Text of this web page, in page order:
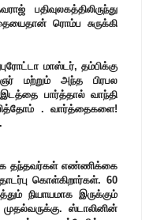
பதிவுலகத்திலிருந்து
ரொம்ப சுருக்கி
மாஸ்டர், தம்பிக்கு
மற்றும் அந்த பிரபல
பார்த்தால் வாந்தி
. வார்த்தைகளை!
தந்தவர்கள் எண்ணிக்கை
கொள்கிறார்கள். 60
நியாயமாக இருக்கும்
ஸ்டாலினின்